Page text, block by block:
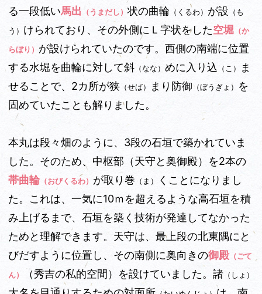
る一段低い馬出 （うまだし）状の曲輪 （くるわ） が設 （も
う） けられており、その外側にＬ字状をした空堀 （か
らぼり） が設けられていたのです。西側の南端に位置
する水堀を曲輪に対して斜 （なな） めに入り込 （こ）
ま
せることで、2カ所が狭 （せば） まり防御 （ぼうぎょ）
を
固めていたことも解りました。
本丸は段々畑のように、3段の石垣で築かれていま
した。そのため、中枢部（天守と奥御殿）を2本の
帯曲輪 （おびくるわ） が取り巻 （ま）
くことになりまし
た。これは、一気に10ｍを超えるような高石垣を積
み上げるまで、石垣を築く技術が発達してなかった
ためと理解できます。天守は、最上段の北東隅にと
びだすように位置し、その南側に奥向きの御殿（ごて
ん）
（秀吉の私的空間）を設けていました。諸 （しょ）